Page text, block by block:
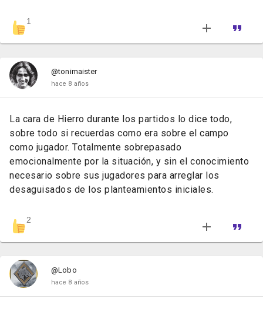
1
@tonimaister
hace 8 años
La cara de Hierro durante los partidos lo dice todo,
sobre todo si recuerdas como era sobre el campo
como jugador. Totalmente sobrepasado
emocionalmente por la situación, y sin el conocimiento
necesario sobre sus jugadores para arreglar los
desaguisados de los planteamientos iniciales.
2
@Lobo
hace 8 años